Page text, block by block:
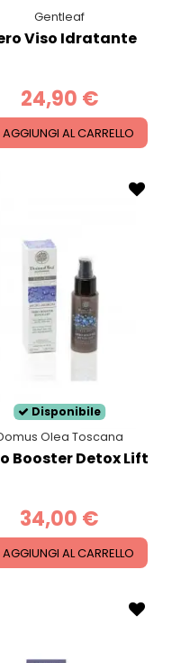
Gentleaf
Viso Idratante
24,90 €
AGGIUNGI AL CARRELLO
Disponibile
Olea Toscana
Booster Detox Lift
34,00 €
AGGIUNGI AL CARRELLO